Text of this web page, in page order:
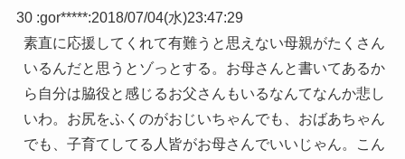
30 :gor*****:2018/07/04(水)23:47:29
素直に応援してくれて有難うと思えない母親がたくさん
いるんだと思うとゾっとする。お母さんと書いてあるか
ら自分は脇役と感じるお父さんもいるなんてなんか悲し
いわ。お尻をふくのがおじいちゃんでも、おばあちゃん
でも、子育てしてる人皆がお母さんでいいじゃん。こん